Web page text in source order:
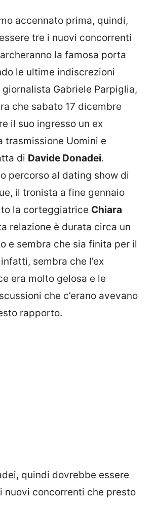
accennato prima, quindi,
tre i nuovi concorrenti
la famosa porta
le ultime indiscrezioni
Gabriele Parpiglia,
che sabato 17 dicembre
il suo ingresso un ex
trasmissione Uomini e
di Davide Donadei.
percorso al dating show di
il tronista a fine gennaio
la corteggiatrice Chiara
relazione è durata circa un
e sembra che sia finita per il
sembra che l’ex
era molto gelosa e le
che c’erano avevano
rapporto.
quindi dovrebbe essere
nuovi concorrenti che presto